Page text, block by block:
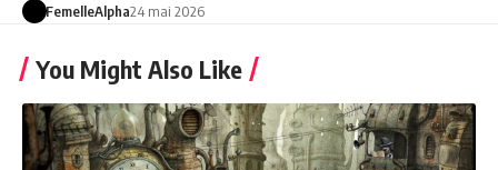
FemelleAlpha24 mai 2026
You Might Also Like